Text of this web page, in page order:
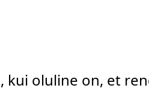
kui oluline on, et